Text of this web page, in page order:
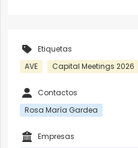
Etiquetas
AVE
Capital Meetings 2026
Contactos
Rosa María Gardea
Empresas